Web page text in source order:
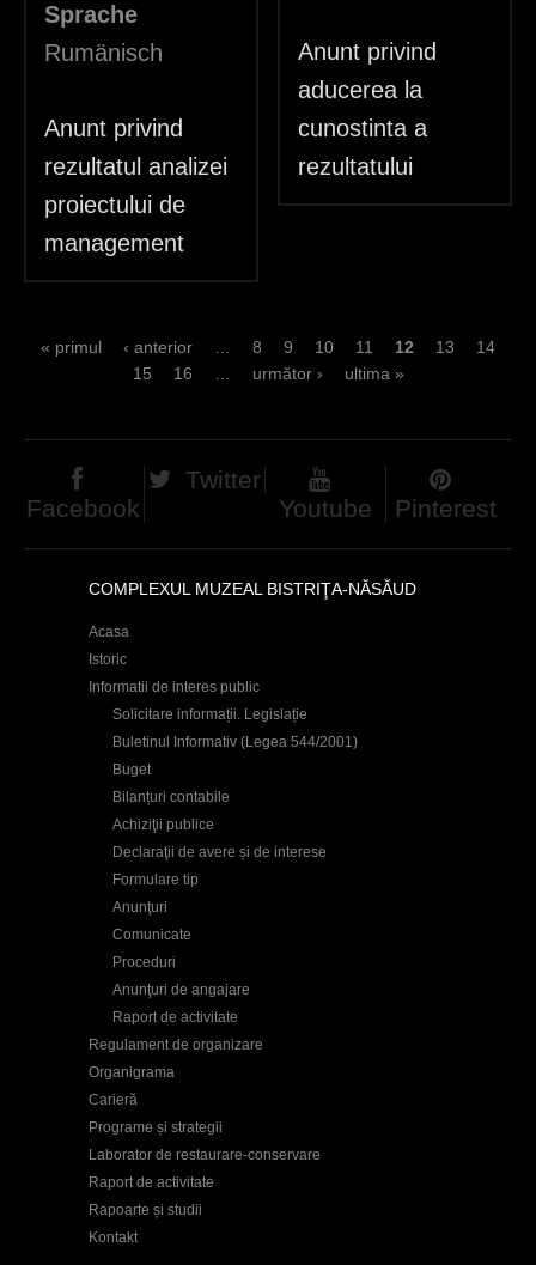
Anunt privind
aducerea la
cunostinta a
rezultatului
Sprache
Rumänisch
Anunt privind
rezultatul analizei
proiectului de
management
S
i
e
n
« primul ‹ anterior … 8 9 10 11 12 13
14
15
16 … următor › ultima »
Facebook
Twitter
Youtube
Pinterest
COMPLEXUL MUZEAL BISTRIŢA-NĂSĂUD
Acasa
Istoric
Informatii de interes public
Solicitare informații. Legislație
Buletinul Informativ (Legea 544/2001)
Buget
Bilanțuri contabile
Achiziţii publice
Declaraţii de avere și de interese
Formulare tip
Anunţuri
Comunicate
Proceduri
Anunţuri de angajare
Raport de activitate
Regulament de organizare
Organigrama
Carieră
Programe și strategii
Laborator de restaurare-conservare
Raport de activitate
Rapoarte și studii
Kontakt